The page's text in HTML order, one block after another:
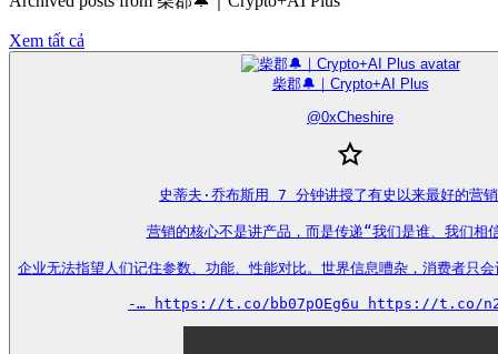
Xem tất cả
柴郡🔔｜Crypto+AI Plus
@0xCheshire
史蒂夫·乔布斯用 7 分钟讲授了有史以来最好的营
营销的核心不是讲产品，而是传递“我们是谁、我们相
企业无法指望人们记住参数、功能、性能对比。世界信息嘈杂，消费者只
-… https://t.co/bb07pOEg6u https://t.co/